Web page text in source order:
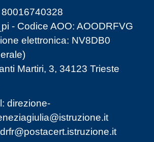
- Codice AOO: AOODRFVG
elettronica: NV8DB0
Martiri, 3, 34123 Trieste
direzione-
drfr@postacert.istruzione.it